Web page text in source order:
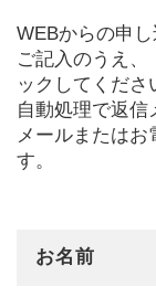
WEBからの申
ご記入のうえ、
ックしてくださ
自動処理で返信
メールまたは
す。
お名前